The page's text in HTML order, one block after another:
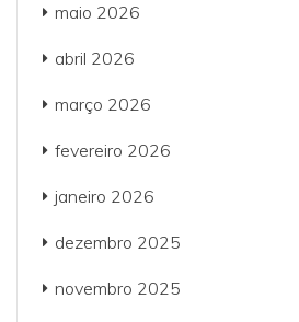
maio 2026
abril 2026
março 2026
fevereiro 2026
janeiro 2026
dezembro 2025
novembro 2025